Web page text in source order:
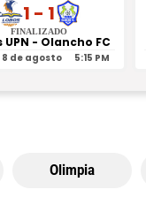
1 - 1
FINALIZADO
UPN - Olancho FC
8 de agosto 5:15 PM
Olimpia